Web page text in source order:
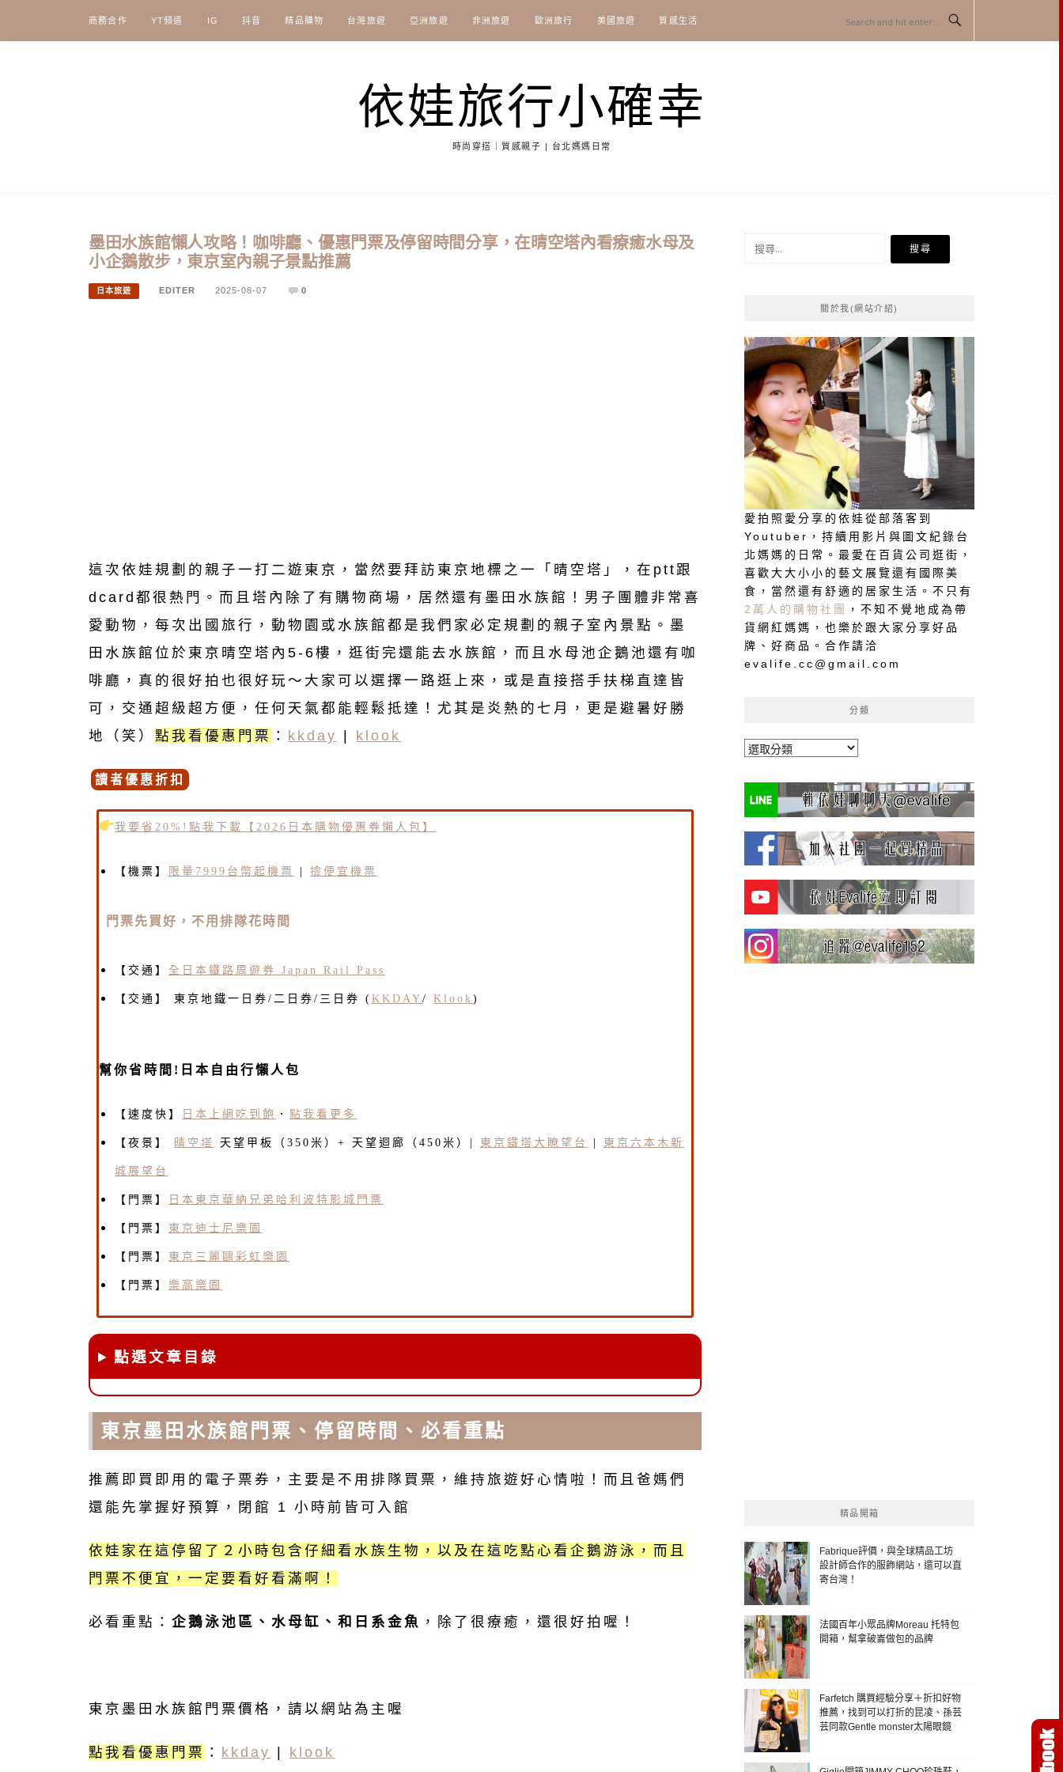
content
商務合作 YT頻道 IG 抖音 精品購物 台灣旅遊 亞洲旅遊 非洲旅遊 歐洲旅行 美國旅遊 質感生活
依娃旅行小確幸
時尚穿搭｜質感親子 | 台北媽媽日常
墨田水族館懶人攻略！咖啡廳、優惠門票及停留時間分享，在晴空塔內看療癒水母及
小企鵝散步，東京室內親子景點推薦
日本旅遊 EDITER 2025-08-07 0
這次依娃規劃的親子一打二遊東京，當然要拜訪東京地標之一「晴空塔」，在ptt跟
dcard都很熱門。而且塔內除了有購物商場，居然還有墨田水族館！男子團體非常喜
愛動物，每次出國旅行，動物園或水族館都是我們家必定規劃的親子室內景點。墨
田水族館位於東京晴空塔內5-6樓，逛街完還能去水族館，而且水母池企鵝池還有咖
啡廳，真的很好拍也很好玩～大家可以選擇一路逛上來，或是直接搭手扶梯直達皆
可，交通超級超方便，任何天氣都能輕鬆抵達！尤其是炎熱的七月，更是避暑好勝
地（笑） 點我看優惠門票 ： kkday klook
讀者優惠折扣
我要省20%!點我下載【2026日本購物優惠券懶人包】
【機票】 限量7999台幣起機票 撿便宜機票
門票先買好，不用排隊花時間
【交通】 全日本鐵路周遊券 Japan Rail Pass
【交通】 東京地鐵一日券/二日券/三日券 ( KKD AY / Klook )
幫你省時間!日本自由行懶人包
【速度快】 日本上網吃到飽 ． 點我看更多
【夜景】 晴空塔 天望甲板（350米）+ 天望迴廊（450米）| 東京鐵塔大瞭望台 東京六本木新
城展望台
【門票】 日本東京華納兄弟哈利波特影城門票
【門票】 東京迪士尼樂園
【門票】 東京三麗鷗彩虹樂園
【門票】 樂高樂園
點選文章目錄
東京墨田水族館門票、停留時間 、必看重點
推薦即買即用的電子票券，主要是不用排隊買票，維持旅遊好心情啦！而且爸媽們
還能先掌握好預算，閉館 1 小時前皆可入館
依娃家在這停留了２小時包含仔細看水族生物，以及在這吃點心看企鵝游泳，而且
門票不便宜，一定要看好看滿啊！
必看重點： 企鵝泳池區、水母缸、和日系金魚 ，除了很療癒，還很好拍喔！
東京墨田水族館門票價格，請以網站為主喔
點我看優惠門票 ： kkday klook
搜
關於我(網站介紹)
愛拍照愛分享的依娃從部落客到
Youtuber，持續用影片與圖文紀錄台
北媽媽的日常。最愛在百貨公司逛街，
喜歡大大小小的藝文展覽還有國際美
食，當然還有舒適的居家生活。不只有
2萬人的購物社團
，不知不覺地成為帶
貨網紅媽媽，也樂於跟大家分享好品
牌、好商品。合作請洽
evalife.cc@gmail.com
分類
分
精品開箱
Fabrique評價，與全球精品工坊
設計師合作的服飾網站，還可以直
寄台灣！
法國百年小眾品牌Moreau 托特包
開箱，幫拿破崙做包的品牌
Farfetch 購買經驗分享＋折扣好物
推薦，找到可以打折的昆凌、孫芸
芸同款Gentle monster太陽眼鏡